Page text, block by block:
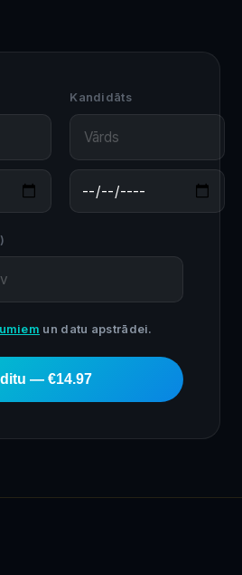
Kandidāts
un datu apstrādei.
— €14.97